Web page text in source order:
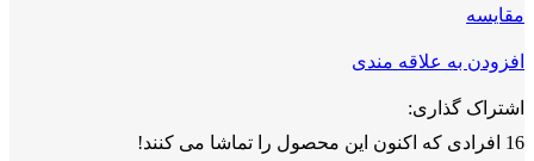
مقايسه
افزودن به علاقه مندی
اشتراک گذاری:
16 افرادی که اکنون این محصول را تماشا می کنند!